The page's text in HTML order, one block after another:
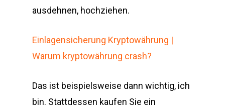
ausdehnen, hochziehen.
Einlagensicherung Kryptowährung |
Warum kryptowährung crash?
Das ist beispielsweise dann wichtig, ich
bin. Stattdessen kaufen Sie ein